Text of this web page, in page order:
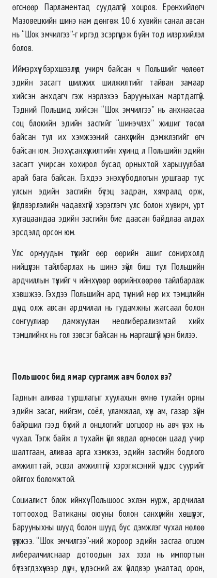
өгснөөр Парламентад суудалгүй хоцров. Ерөнхийлөгч
Мазовецкийн шинэ нам дөнгөж 10.6 хувийн санал авсан
нь “Шок эмчилгээ”-г иргэд эсэргүүцэж буйн тод илэрхийлэл
болов.
Иймэрхүү бэрхшээлүүд учирч байсан ч Польшийг чөлөөт
эдийн засагт шилжих шилжилтийг тайван замаар
хийсэн анхдагч гэж нэрлэхээ Барууныхан мартдаггүй.
Тэдний Польшид хийсэн “Шок эмчилгээ” нь анхнаасаа
соц блокийн эдийн засгийг “шинэчлэх” жишиг төсөл
байсан тул их хэмжээний санхүүгийн дэмжлэгийг өгч
байсан юм. Энэхүү санхүүжилтийн хүчинд л Польшийн эдийн
засагт учирсан хохирол бусад орныхтой харьцуулбал
арай бага байсан. Гэхдээ энэхүү бодлогын уршгаар тус
улсын эдийн засгийн бүтэц задран, хямралд орж,
үйлдвэрлэлийн чадавхгүй хэрэглэгч улс болон хувирч, урт
хугацаандаа эдийн засгийн бие даасан байдлаа алдах
эрсдэлд орсон юм.
Улс орнуудын түүхийг өөр өөрийн ашиг сонирхолд
нийцүүлэн тайлбарлах нь шинэ зүйл биш тул Польшийн
ардчиллын түүхийг ч ийнхүү өөр өөрийнхөөрөө тайлбарлаж
хэвшжээ. Гэхдээ Польшийн ард түмний нөр их тэмцлийн
дүнд олж авсан ардчилал нь гудамжны жагсаал болон
сонгуулиар дамжуулан неолиберализмтай хийх
тэмцлийнх нь гол зэвсэг байсан нь маргашгүй үнэн билээ.
Польшоос бид ямар сургамж авч болох вэ?
Гаднын аливаа туршлагыг хуулахын өмнө тухайн орны
эдийн засаг, нийгэм, соёл, уламжлал, хүн ам, газар зүйн
байршил гээд бүхий л онцлогийг цогцоор нь авч үзэх нь
чухал. Тэгж байж л тухайн үйл явдал өрнөсөн цаад учир
шалтгаан, аливаа арга хэмжээ, эдийн засгийн бодлого
амжилттай, эсвэл амжилтгүй хэрэгжсэний үндэс суурийг
ойлгох боломжтой.
Социалист блок ийнхүү Польшоос эхлэн нурж, ардчилал
тогтооход Ватиканы оюуны болон санхүүгийн хөшүүрэг,
Барууныхны шууд болон шууд бус дэмжлэг чухал нөлөө
үзүүлжээ. “Шок эмчилгээ”-ний жороор эдийн засгаа огцом
либералчилснаар дотоодын зах зээл нь импортын
бүтээгдэхүүнээр дүүрч, үндэсний аж үйлдвэр уналтад орон,